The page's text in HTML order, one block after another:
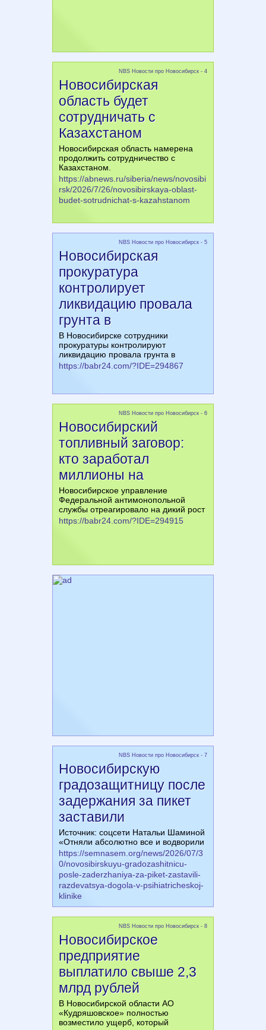
NBS Новости про Новосибирск - 4
Новосибирская
область будет
сотрудничать с
Казахстаном
Новосибирская область намерена
продолжить сотрудничество с
Казахстаном.
https://abnews.ru/siberia/news/novosibi
rsk/2026/7/26/novosibirskaya-oblast-
budet-sotrudnichat-s-kazahstanom
NBS Новости про Новосибирск - 5
Новосибирская
прокуратура
контролирует
ликвидацию провала
грунта в
В Новосибирске сотрудники
прокуратуры контролируют
ликвидацию провала грунта в
https://babr24.com/?IDE=294867
NBS Новости про Новосибирск - 6
Новосибирский
топливный заговор:
кто заработал
миллионы на
Новосибирское управление
Федеральной антимонопольной
службы отреагировало на дикий рост
https://babr24.com/?IDE=294915
NBS Новости про Новосибирск - 7
Новосибирскую
градозащитницу после
задержания за пикет
заставили
Источник: соцсети Натальи Шаминой
«Отняли абсолютно все и водворили
https://semnasem.org/news/2026/07/3
0/novosibirskuyu-gradozashitnicu-
posle-zaderzhaniya-za-piket-zastavili-
razdevatsya-dogola-v-psihiatricheskoj-
klinike
NBS Новости про Новосибирск - 8
Новосибирское
предприятие
выплатило свыше 2,3
млрд рублей
В Новосибирской области АО
«Кудряшовское» полностью
возместило ущерб, который